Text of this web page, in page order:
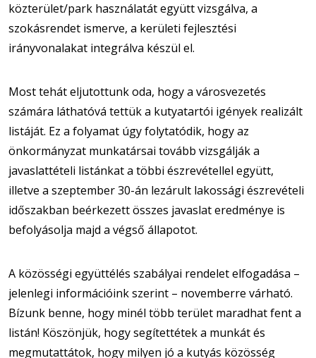
közterület/park használatát együtt vizsgálva, a
szokásrendet ismerve, a kerületi fejlesztési
irányvonalakat integrálva készül el.
Most tehát eljutottunk oda, hogy a városvezetés
számára láthatóvá tettük a kutyatartói igények realizált
listáját. Ez a folyamat úgy folytatódik, hogy az
önkormányzat munkatársai tovább vizsgálják a
javaslattételi listánkat a többi észrevétellel együtt,
illetve a szeptember 30-án lezárult lakossági észrevételi
időszakban beérkezett összes javaslat eredménye is
befolyásolja majd a végső állapotot.
A közösségi együttélés szabályai rendelet elfogadása –
jelenlegi információink szerint – novemberre várható.
Bízunk benne, hogy minél több terület maradhat fent a
listán! Köszönjük, hogy segítettétek a munkát és
megmutattátok, hogy milyen jó a kutyás közösség